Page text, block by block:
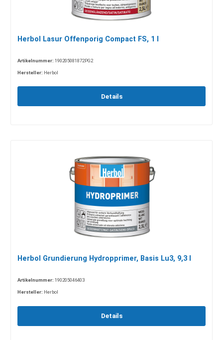
Herbol Lasur Offenporig Compact FS, 1 l
Artikelnummer: 190205081872PG2
Hersteller: Herbol
Details
Herbol Grundierung Hydropprimer, Basis Lu3, 9,3 l
Artikelnummer: 190205046403
Hersteller: Herbol
Details